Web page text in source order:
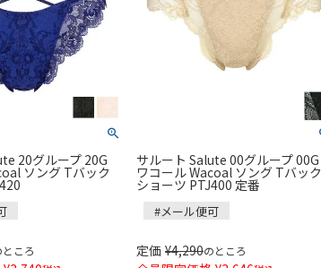
20グループ 20G
ソング Tバック
ところ
サルート Salute 00グループ 00G
ワコール Wacoal ソング Tバック
ショーツ PTJ400 定番
#メール便可
定価 ¥4,290のところ